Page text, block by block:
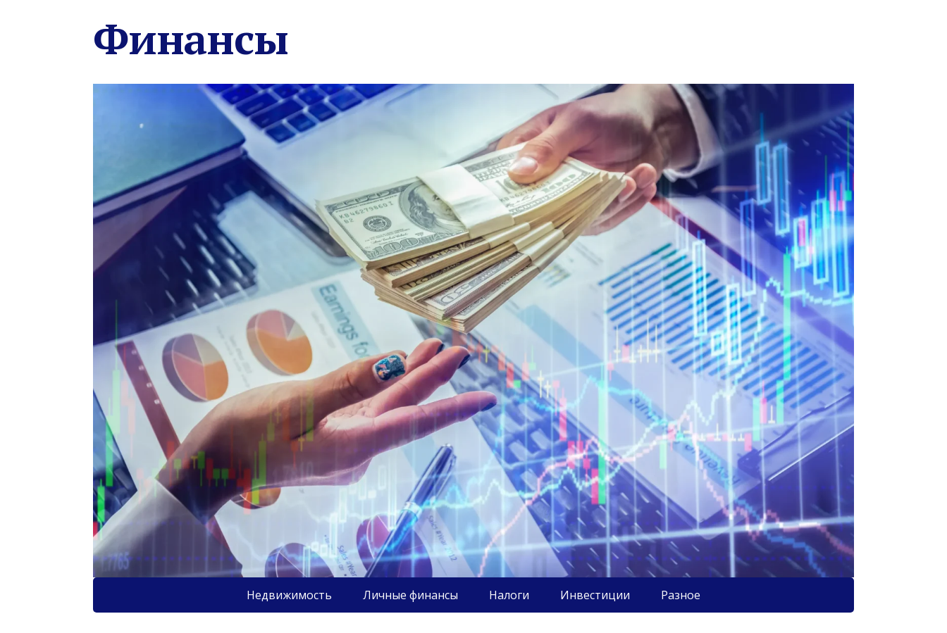
Финансы
Недвижимость Личные финансы Налоги Инвестиции Разное